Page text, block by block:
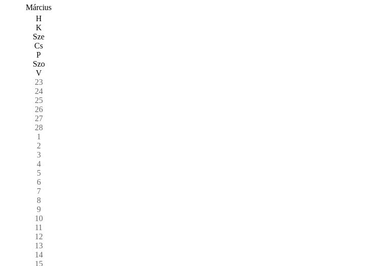
Március
H
K
Sze
Cs
P
Szo
V
23
24
25
26
27
28
1
2
3
4
5
6
7
8
9
10
11
12
13
14
15